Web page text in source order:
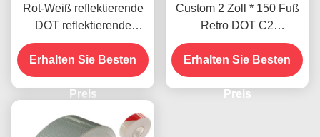
Rot-Weiß reflektierende
DOT reflektierende
Klebebandstreifen für den
Außenbereich
Erhalten Sie Besten
Preis
Custom 2 Zoll * 150 Fuß
Retro DOT C2
Reflexionsband Aufkleber
für Anhänger LKW
Erhalten Sie Besten
Preis